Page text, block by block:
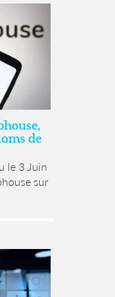
de
le 3 Juin
sur